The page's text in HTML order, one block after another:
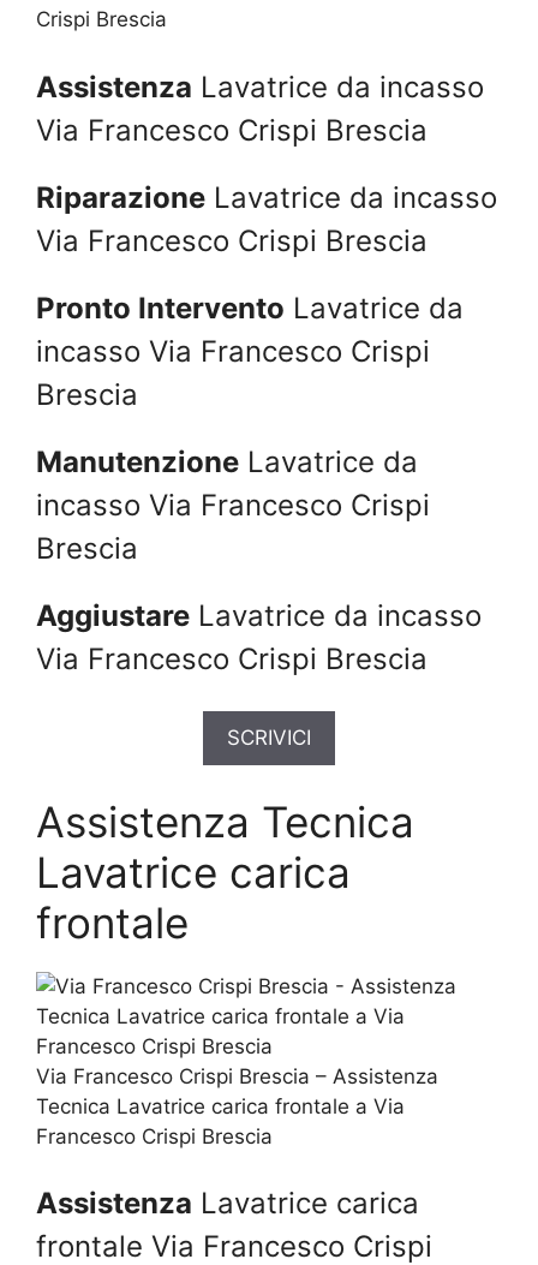
Crispi Brescia
Assistenza Lavatrice da incasso
Via Francesco Crispi Brescia
Riparazione Lavatrice da incasso
Via Francesco Crispi Brescia
Pronto Intervento Lavatrice da
incasso Via Francesco Crispi
Brescia
Manutenzione Lavatrice da
incasso Via Francesco Crispi
Brescia
Aggiustare Lavatrice da incasso
Via Francesco Crispi Brescia
SCRIVICI
Assistenza Tecnica
Lavatrice carica
frontale
Via Francesco Crispi Brescia – Assistenza
Tecnica Lavatrice carica frontale a Via
Francesco Crispi Brescia
Assistenza Lavatrice carica
frontale Via Francesco Crispi